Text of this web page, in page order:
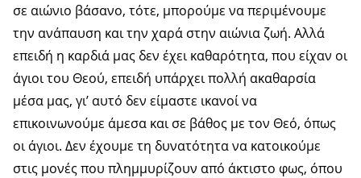
σε αιώνιο βάσανο, τότε, μπορούμε να περιμένουμε
την ανάπαυση και την χαρά στην αιώνια ζωή. Αλλά
επειδή η καρδιά μας δεν έχει καθαρότητα, που είχαν οι
άγιοι του Θεού, επειδή υπάρχει πολλή ακαθαρσία
μέσα μας, γι’ αυτό δεν είμαστε ικανοί να
επικοινωνούμε άμεσα και σε βάθος με τον Θεό, όπως
οι άγιοι. Δεν έχουμε τη δυνατότητα να κατοικούμε
στις μονές που πλημμυρίζουν από άκτιστο φως, όπου